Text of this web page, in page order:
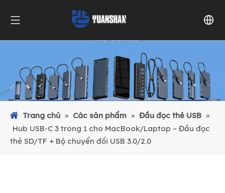
Trang chủ » Các sản phẩm » Đầu đọc thẻ USB »
Hub USB-C 3 trong 1 cho MacBook/Laptop – Đầu đọc
thẻ SD/TF + Bộ chuyển đổi USB 3.0/2.0